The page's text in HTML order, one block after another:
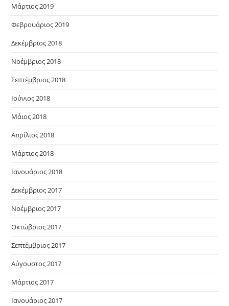
Μάρτιος 2019
Φεβρουάριος 2019
Δεκέμβριος 2018
Νοέμβριος 2018
Σεπτέμβριος 2018
Ιούνιος 2018
Μάιος 2018
Απρίλιος 2018
Μάρτιος 2018
Ιανουάριος 2018
Δεκέμβριος 2017
Νοέμβριος 2017
Οκτώβριος 2017
Σεπτέμβριος 2017
Αύγουστος 2017
Μάρτιος 2017
Ιανουάριος 2017